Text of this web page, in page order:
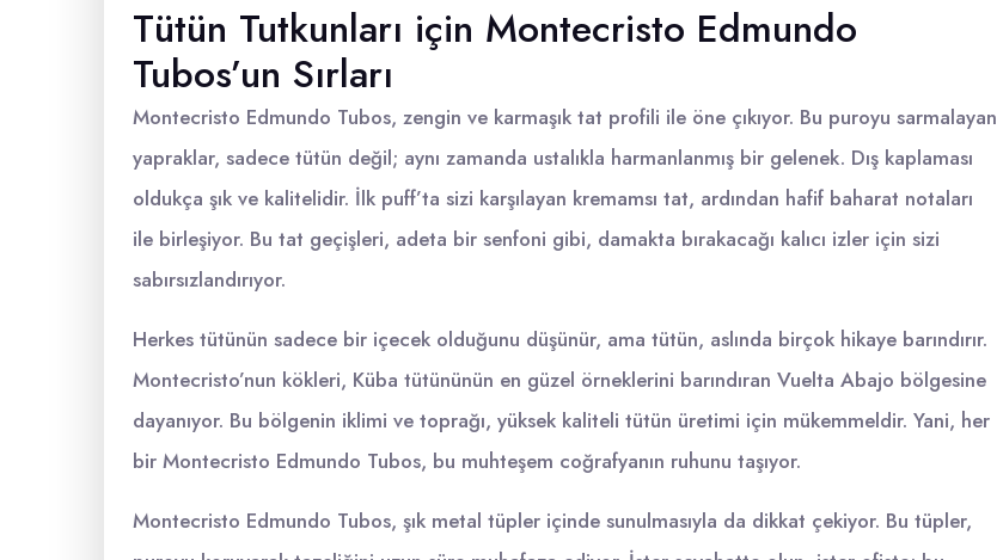
Tütün Tutkunları için Montecristo Edmundo
Tubos’un Sırları
Montecristo Edmundo Tubos, zengin ve karmaşık tat profili ile öne çıkıyor. Bu puroyu sarmalayan
yapraklar, sadece tütün değil; aynı zamanda ustalıkla harmanlanmış bir gelenek. Dış kaplaması
oldukça şık ve kalitelidir. İlk puff’ta sizi karşılayan kremamsı tat, ardından hafif baharat notaları
ile birleşiyor. Bu tat geçişleri, adeta bir senfoni gibi, damakta bırakacağı kalıcı izler için sizi
sabırsızlandırıyor.
Herkes tütünün sadece bir içecek olduğunu düşünür, ama tütün, aslında birçok hikaye barındırır.
Montecristo’nun kökleri, Küba tütününün en güzel örneklerini barındıran Vuelta Abajo bölgesine
dayanıyor. Bu bölgenin iklimi ve toprağı, yüksek kaliteli tütün üretimi için mükemmeldir. Yani, her
bir Montecristo Edmundo Tubos, bu muhteşem coğrafyanın ruhunu taşıyor.
Montecristo Edmundo Tubos, şık metal tüpler içinde sunulmasıyla da dikkat çekiyor. Bu tüpler,